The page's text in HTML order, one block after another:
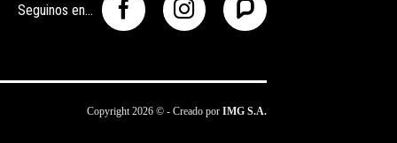
Seguinos en...
Copyright 2026 © - Creado por IMG S.A.